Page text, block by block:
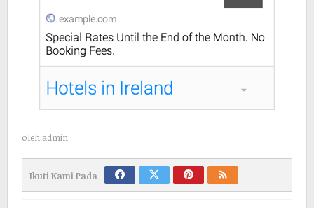
oleh admin
Ikuti Kami Pada